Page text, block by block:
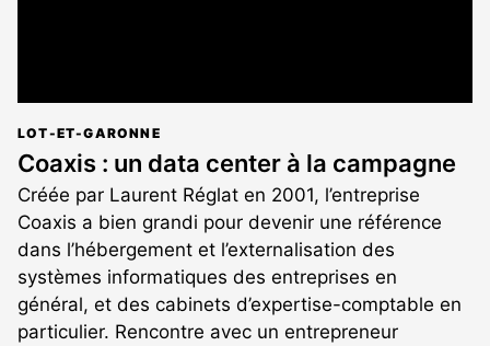
LOT-ET-GARONNE
Coaxis : un data center à la campagne
Créée par Laurent Réglat en 2001, l’entreprise
Coaxis a bien grandi pour devenir une référence
dans l’hébergement et l’externalisation des
systèmes informatiques des entreprises en
général, et des cabinets d’expertise-comptable en
particulier. Rencontre avec un entrepreneur